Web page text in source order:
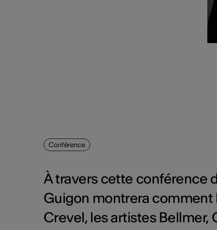
Conférence
À travers cette conférence
Guigon montrera comment
Crevel, les artistes